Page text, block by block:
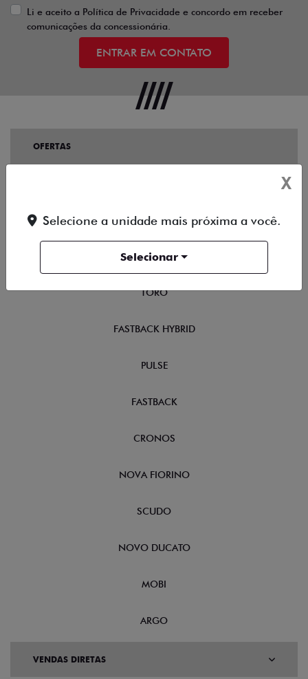
Li e aceito a Política de Privacidade e concordo em receber
comunicações da concessionária.
ENTRAR EM CONTATO
OFERTAS
TITANO
STRADA
TORO
FASTBACK HYBRID
PULSE
FASTBACK
CRONOS
NOVA FIORINO
SCUDO
NOVO DUCATO
MOBI
ARGO
VENDAS DIRETAS
X
Selecione a unidade mais próxima a você.
Selecionar